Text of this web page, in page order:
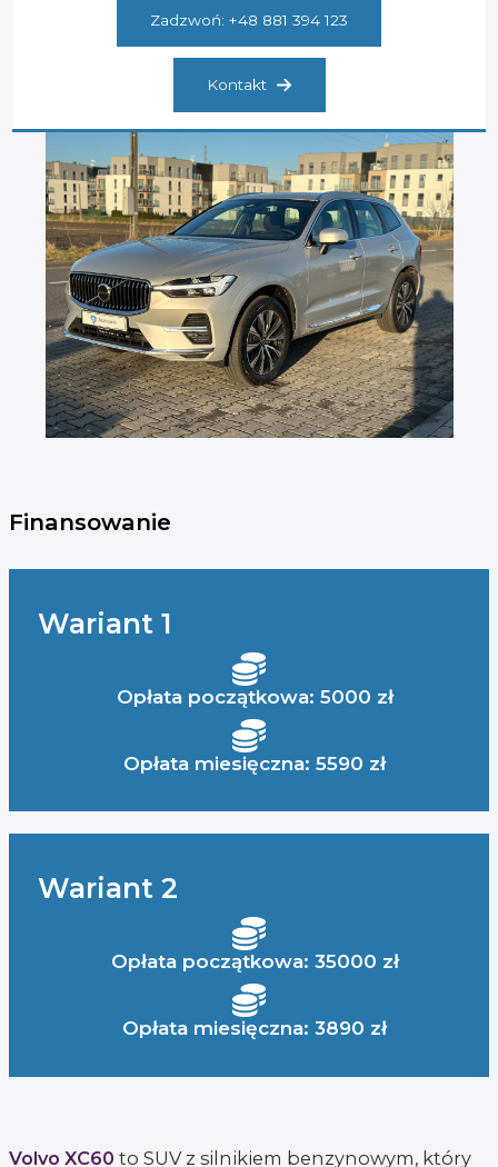
Zadzwoń: +48 881 394 123
Kontakt
Finansowanie
Wariant 1
Opłata początkowa: 5000 zł
Opłata miesięczna: 5590 zł
Wariant 2
Opłata początkowa: 35000 zł
Opłata miesięczna: 3890 zł
Volvo XC60 to SUV z silnikiem benzynowym, który